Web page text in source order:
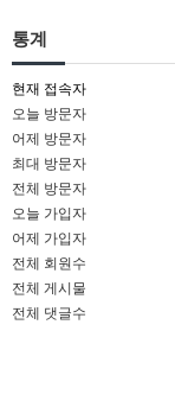
통계
현재 접속자
오늘 방문자
어제 방문자
최대 방문자
전체 방문자
오늘 가입자
어제 가입자
전체 회원수
전체 게시물
전체 댓글수